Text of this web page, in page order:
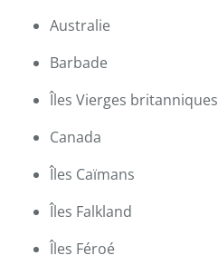
Australie
Barbade
Îles Vierges britanniques
Canada
Îles Caïmans
Îles Falkland
Îles Féroé